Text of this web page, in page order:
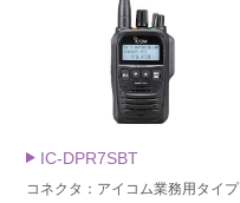
IC-DPR7SBT
コネクタ：アイコム業務用タイプ